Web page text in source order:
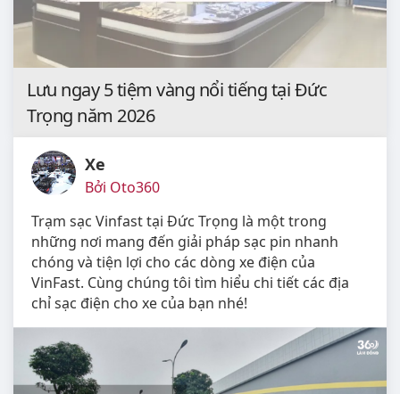
Lưu ngay 5 tiệm vàng nổi tiếng tại Đức
Trọng năm 2026
Xe
Bởi Oto360
Trạm sạc Vinfast tại Đức Trọng là một trong
những nơi mang đến giải pháp sạc pin nhanh
chóng và tiện lợi cho các dòng xe điện của
VinFast. Cùng chúng tôi tìm hiểu chi tiết các địa
chỉ sạc điện cho xe của bạn nhé!